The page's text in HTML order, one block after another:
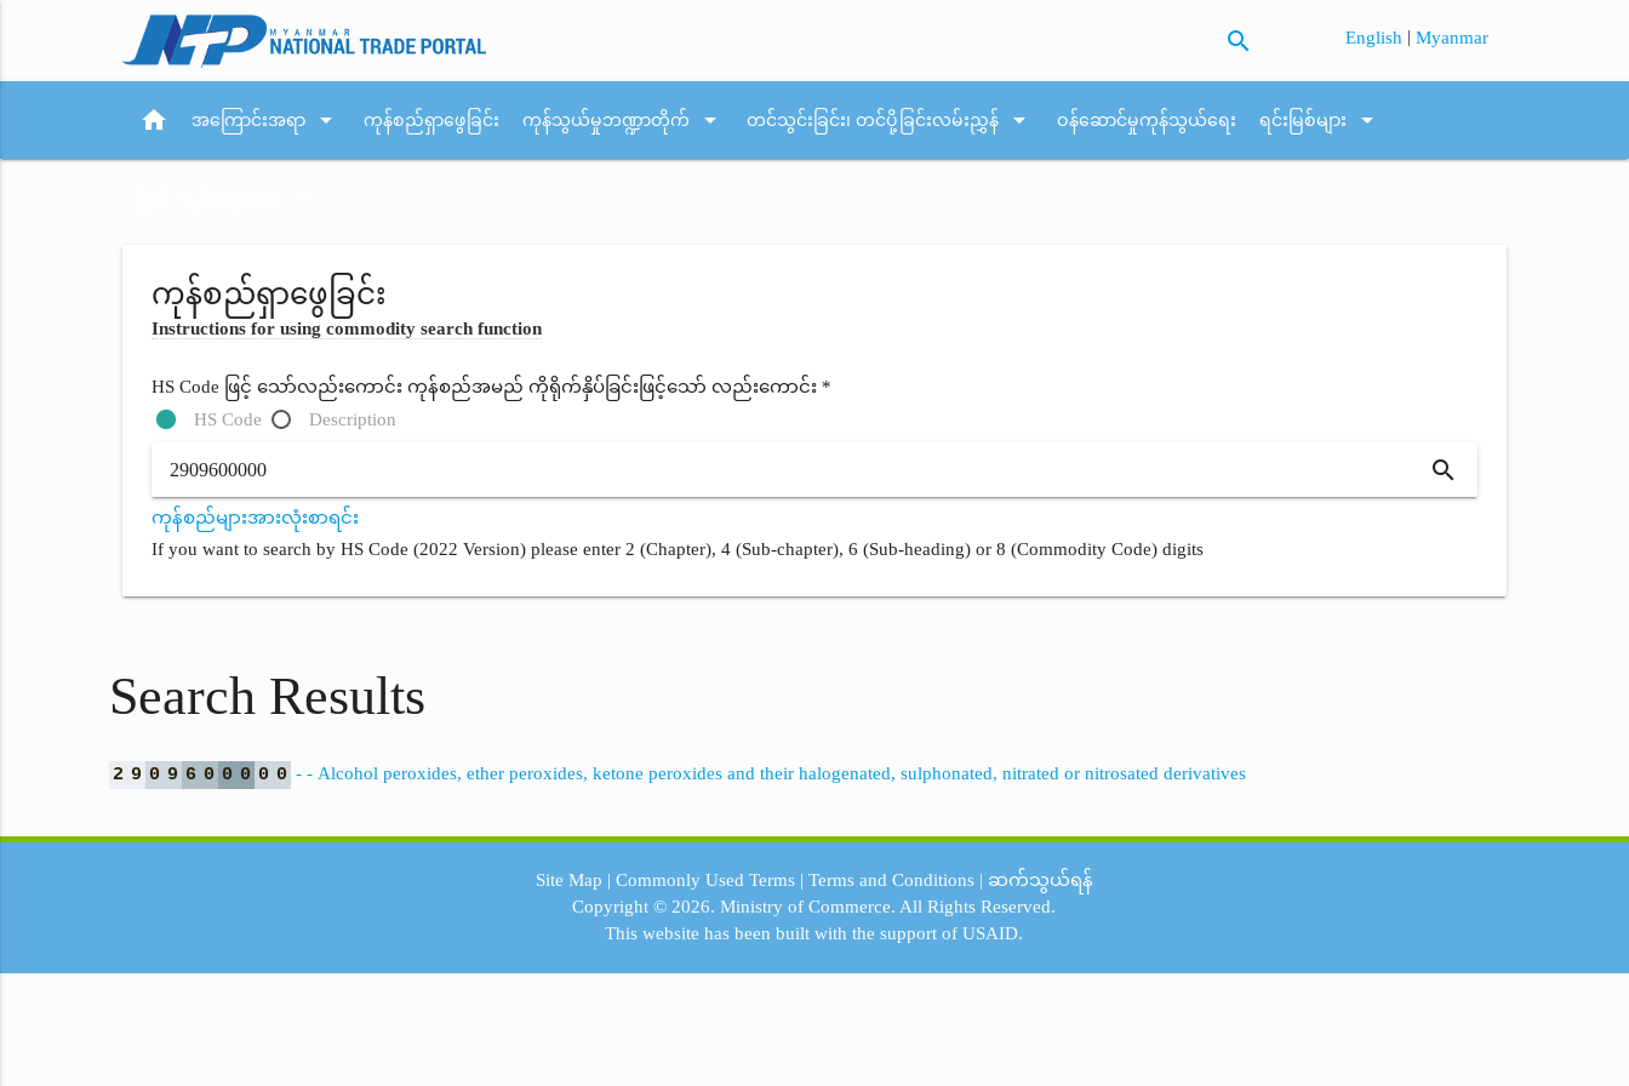
search English |Myanmar
home အကြောင်းအရာ arrow_drop_down ကုန်စည်ရှာဖွေခြင်း ကုန်သွယ်မှုဘဏ္ဍာတိုက် arrow_drop_down တင်သွင်းခြင်း၊ တင်ပို့ခြင်းလမ်းညွှန် arrow_drop_down ဝန်ဆောင်မှုကုန်သွယ်ရေး ရင်းမြစ်များ arrow_drop_down
ကုန်စည်ရှာဖွေခြင်း
Instructions for using commodity search function
HS Code ဖြင့် သော်လည်းကောင်း ကုန်စည်အမည် ကိုရိုက်နှိပ်ခြင်းဖြင့်သော် လည်းကောင်း *
HS Code
Description
search
ကုန်စည်များအားလုံးစာရင်း
If you want to search by HS Code (2022 Version) please enter 2 (Chapter), 4 (Sub-chapter), 6 (Sub-heading) or 8 (Commodity Code) digits
Search Results
2 9 0 9 6 0 0 0 0 0 - - Alcohol peroxides, ether peroxides, ketone peroxides and their halogenated, sulphonated, nitrated or nitrosated derivatives
Site Map | Commonly Used Terms| Terms and Conditions| ဆက်သွယ်ရန်
Copyright © 2026.Ministry of Commerce. All Rights Reserved.
This website has been built with the support ofUSAID.